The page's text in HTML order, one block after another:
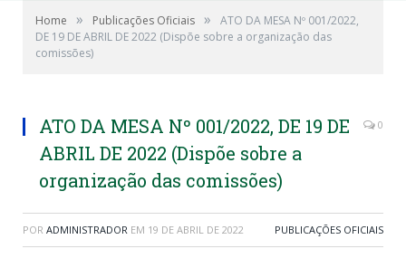
Home » Publicações Oficiais »
ATO DA MESA Nº 001/2022,
DE 19 DE ABRIL DE 2022 (Dispõe sobre a organização das
comissões)
ATO DA MESA Nº 001/2022, DE 19 DE
ABRIL DE 2022 (Dispõe sobre a
organização das comissões)
0
POR ADMINISTRADOR EM 19 DE ABRIL DE 2022 PUBLICAÇÕES OFICIAIS